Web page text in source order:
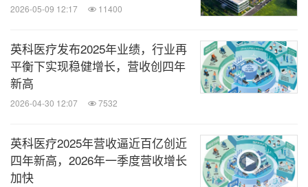
2026-05-09 12:17 11400
英科医疗发布2025年业绩，行业再
平衡下实现稳健增长，营收创四年
新高
2026-04-30 12:07 7532
英科医疗2025年营收逼近百亿创近
四年新高，2026年一季度营收增长
加快